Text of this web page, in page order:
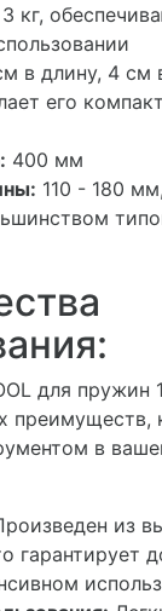
3 кг,
в длину, 4 см
его
400 мм
110 - 180
для пружин
преимуществ,
в
из
гарантирует